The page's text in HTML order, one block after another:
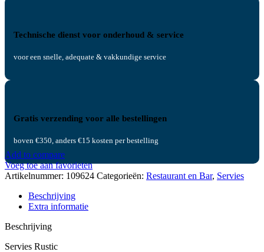
Technische dienst voor onderhoud & service
voor een snelle, adequate & vakkundige service
Gratis verzending voor alle bestellingen
boven €350, anders €15 kosten per bestelling
Add to compare
Voeg toe aan favorieten
Artikelnummer: 109624 Categorieën: Restaurant en Bar, Servies
Beschrijving
Extra informatie
Beschrijving
Servies Rustic